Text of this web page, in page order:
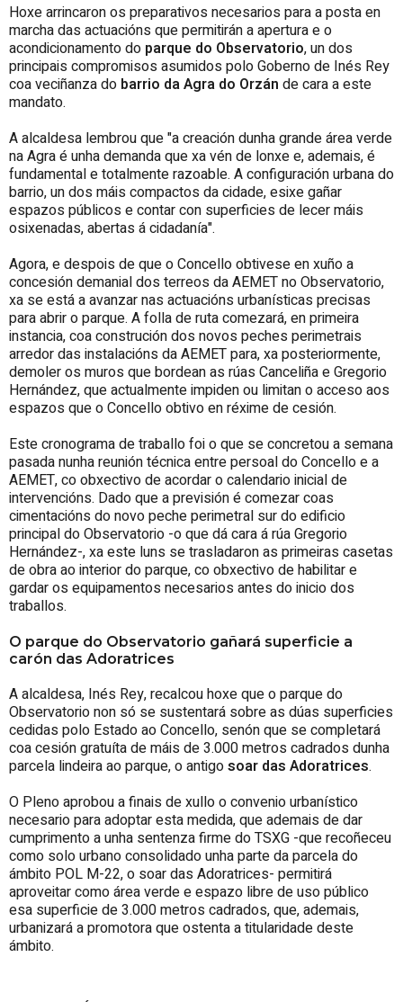
Hoxe arrincaron os preparativos necesarios para a posta en
marcha das actuacións que permitirán a apertura e o
acondicionamento do parque do Observatorio, un dos
principais compromisos asumidos polo Goberno de Inés Rey
coa veciñanza do barrio da Agra do Orzán de cara a este
mandato.
A alcaldesa lembrou que "a creación dunha grande área verde
na Agra é unha demanda que xa vén de lonxe e, ademais, é
fundamental e totalmente razoable. A configuración urbana do
barrio, un dos máis compactos da cidade, esixe gañar
espazos públicos e contar con superficies de lecer máis
osixenadas, abertas á cidadanía".
Agora, e despois de que o Concello obtivese en xuño a
concesión demanial dos terreos da AEMET no Observatorio,
xa se está a avanzar nas actuacións urbanísticas precisas
para abrir o parque. A folla de ruta comezará, en primeira
instancia, coa construción dos novos peches perimetrais
arredor das instalacións da AEMET para, xa posteriormente,
demoler os muros que bordean as rúas Canceliña e Gregorio
Hernández, que actualmente impiden ou limitan o acceso aos
espazos que o Concello obtivo en réxime de cesión.
Este cronograma de traballo foi o que se concretou a semana
pasada nunha reunión técnica entre persoal do Concello e a
AEMET, co obxectivo de acordar o calendario inicial de
intervencións. Dado que a previsión é comezar coas
cimentacións do novo peche perimetral sur do edificio
principal do Observatorio -o que dá cara á rúa Gregorio
Hernández-, xa este luns se trasladaron as primeiras casetas
de obra ao interior do parque, co obxectivo de habilitar e
gardar os equipamentos necesarios antes do inicio dos
traballos.
O parque do Observatorio gañará superficie a
carón das Adoratrices
A alcaldesa, Inés Rey, recalcou hoxe que o parque do
Observatorio non só se sustentará sobre as dúas superficies
cedidas polo Estado ao Concello, senón que se completará
coa cesión gratuíta de máis de 3.000 metros cadrados dunha
parcela lindeira ao parque, o antigosoar das Adoratrices.
O Pleno aprobou a finais de xullo o convenio urbanístico
necesario para adoptar esta medida, que ademais de dar
cumprimento a unha sentenza firme do TSXG -que recoñeceu
como solo urbano consolidado unha parte da parcela do
ámbito POL M-22, o soar das Adoratrices- permitirá
aproveitar como área verde e espazo libre de uso público
esa superficie de 3.000 metros cadrados, que, ademais,
urbanizará a promotora que ostenta a titularidade deste
ámbito.